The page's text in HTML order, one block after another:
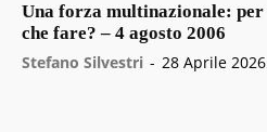
Una forza multinazionale: per
che fare? – 4 agosto 2006
Stefano Silvestri - 28 Aprile 2026